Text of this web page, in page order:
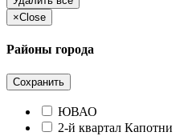
×Close
Районы города
Сохранить
ЮВАО
2-й квартал Капотни